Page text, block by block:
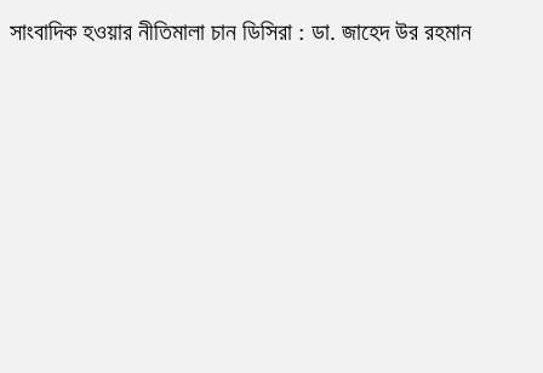
সাংবাদিক হওয়ার নীতিমালা চান ডিসিরা : ডা. জাহেদ উর রহমান